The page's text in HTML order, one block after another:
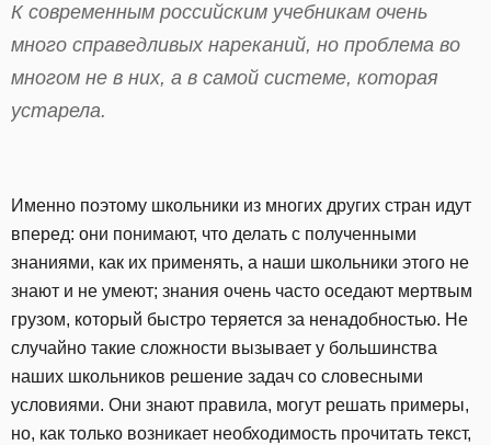
К современным российским учебникам очень
много справедливых нареканий, но проблема во
многом не в них, а в самой системе, которая
устарела.
Именно поэтому школьники из многих других стран идут
вперед: они понимают, что делать с полученными
знаниями, как их применять, а наши школьники этого не
знают и не умеют; знания очень часто оседают мертвым
грузом, который быстро теряется за ненадобностью. Не
случайно такие сложности вызывает у большинства
наших школьников решение задач со словесными
условиями. Они знают правила, могут решать примеры,
но, как только возникает необходимость прочитать текст,